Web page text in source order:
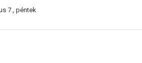
7., péntek